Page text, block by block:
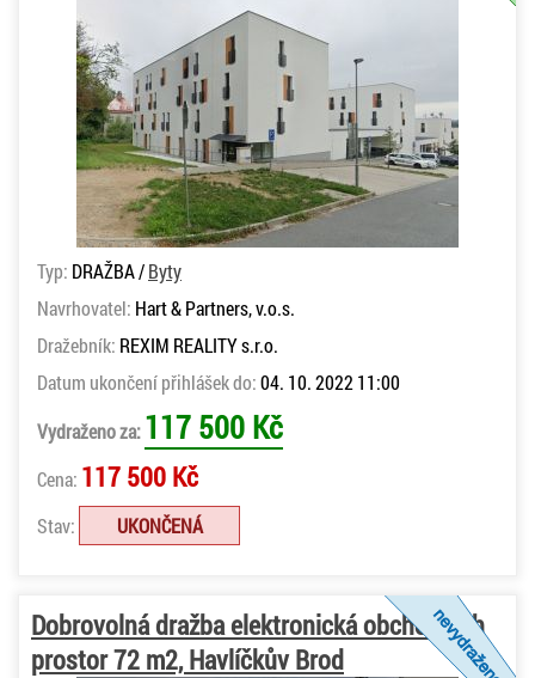
Typ: DRAŽBA /Byty
Navrhovatel: Hart & Partners, v.o.s.
Dražebník: REXIM REALITY s.r.o.
Datum ukončení přihlášek do:04. 10. 2022 11:00
Vydraženo za:117 500 Kč
Cena: 117 500 Kč
Stav: UKONČENÁ
Dobrovolná dražba elektronická obchodních
prostor 72 m2, Havlíčkův Brod